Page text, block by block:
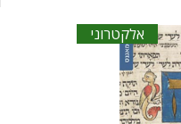
אלקטרוני